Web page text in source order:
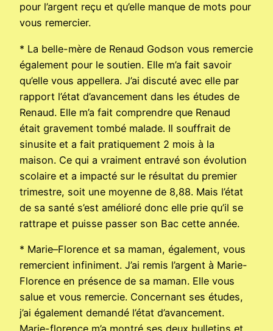
pour l’argent reçu et qu’elle manque de mots pour
vous remercier.
* La belle-mère de Renaud Godson vous remercie
également pour le soutien. Elle m’a fait savoir
qu’elle vous appellera. J’ai discuté avec elle par
rapport l’état d’avancement dans les études de
Renaud. Elle m’a fait comprendre que Renaud
était gravement tombé malade. Il souffrait de
sinusite et a fait pratiquement 2 mois à la
maison. Ce qui a vraiment entravé son évolution
scolaire et a impacté sur le résultat du premier
trimestre, soit une moyenne de 8,88. Mais l’état
de sa santé s’est amélioré donc elle prie qu’il se
rattrape et puisse passer son Bac cette année.
* Marie–Florence et sa maman, également, vous
remercient infiniment. J’ai remis l’argent à Marie-
Florence en présence de sa maman. Elle vous
salue et vous remercie. Concernant ses études,
j’ai également demandé l’état d’avancement.
Marie-florence m’a montré ses deux bulletins et